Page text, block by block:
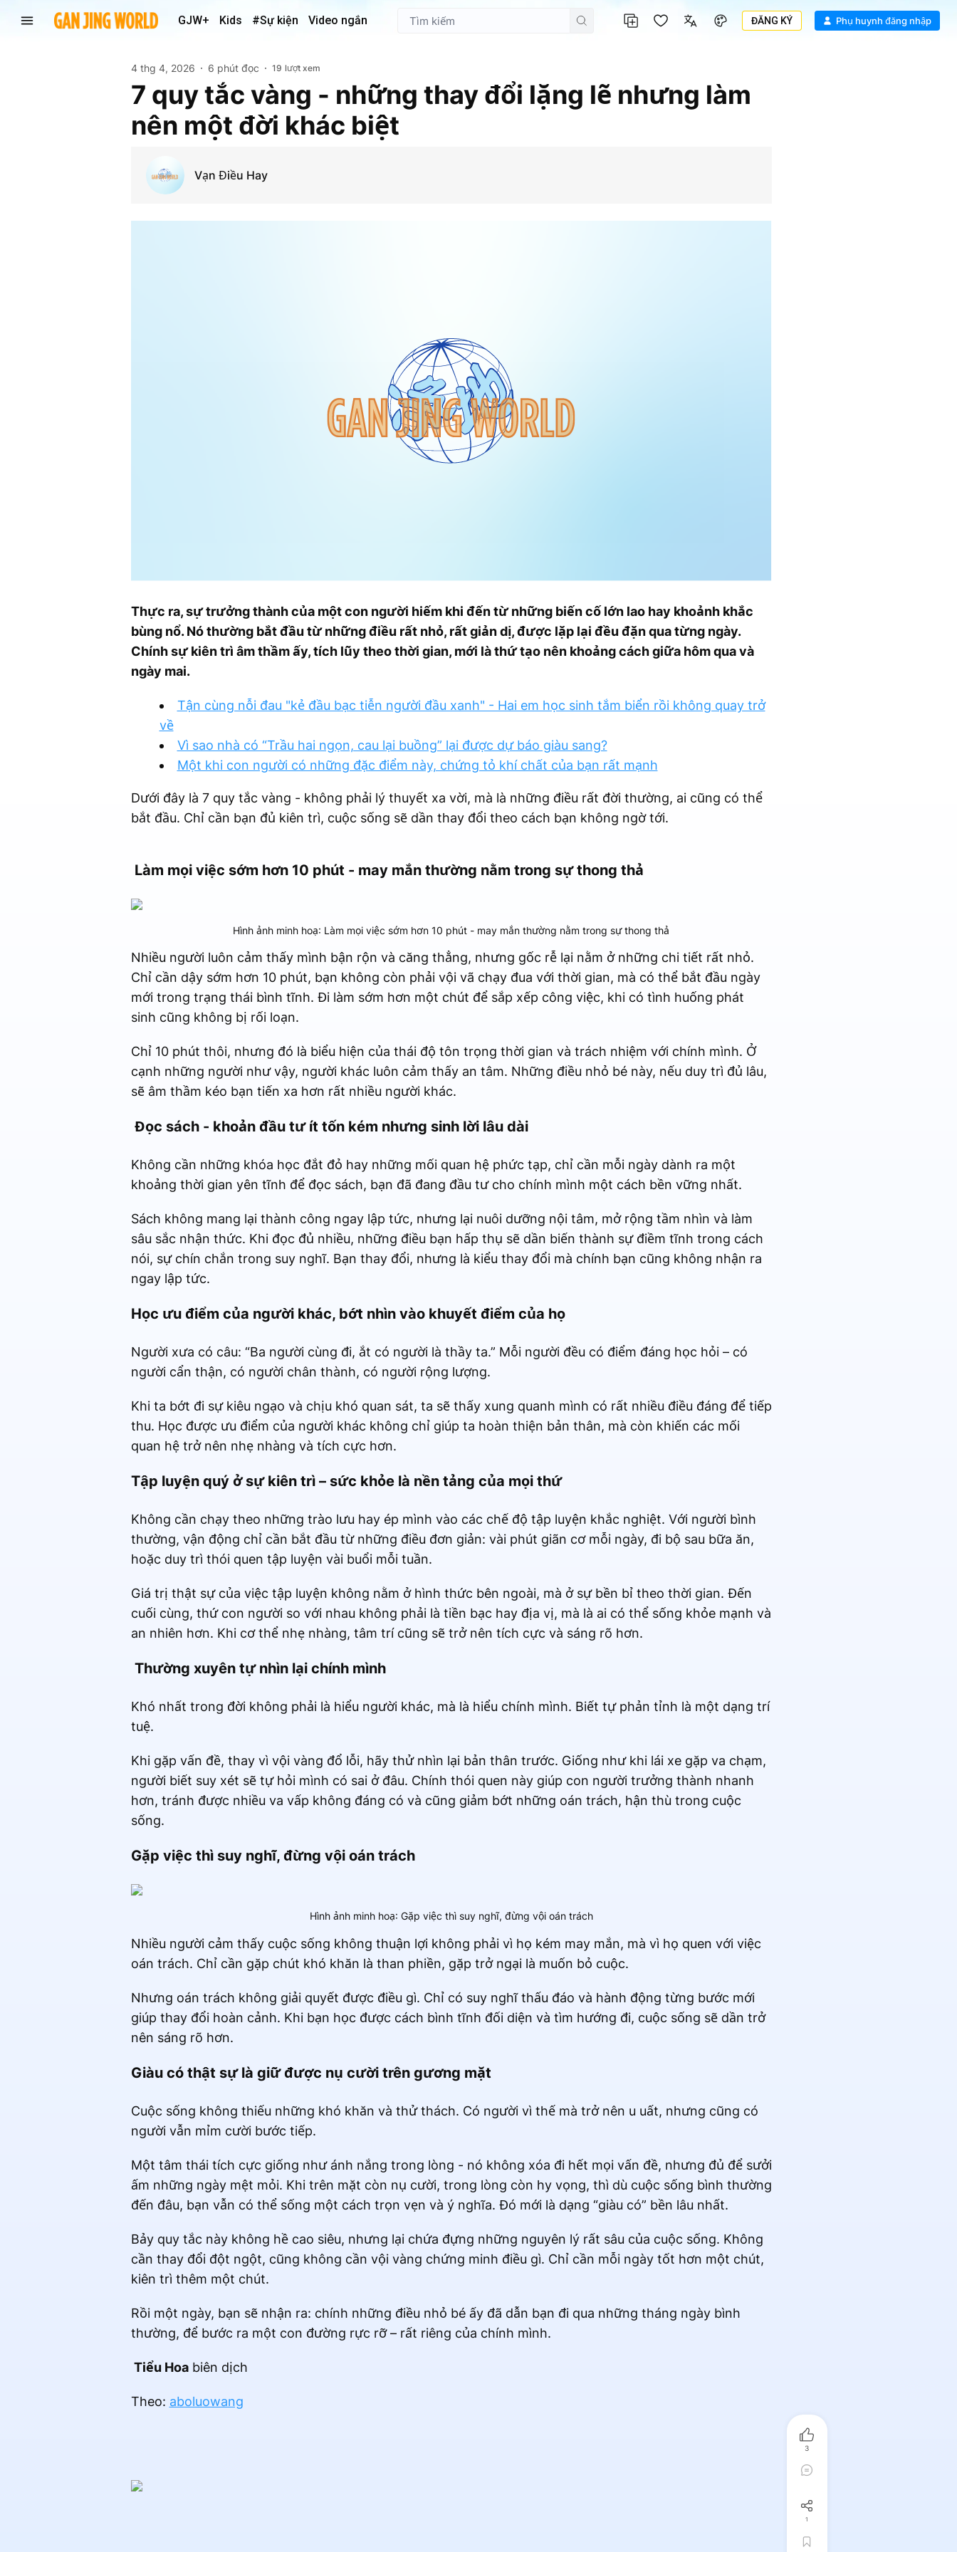
GJW+ Kids #Sự kiện Video ngắn ĐĂNG KÝ Phụ huynh đăng nhập
4 thg 4, 2026 6 phút đọc 19 lượt xem
7 quy tắc vàng - những thay đổi lặng lẽ nhưng làm
nên một đời khác biệt
Vạn Điều Hay
Thực ra, sự trưởng thành của một con người hiếm khi đến từ những biến cố lớn lao hay khoảnh khắc
bùng nổ. Nó thường bắt đầu từ những điều rất nhỏ, rất giản dị, được lặp lại đều đặn qua từng ngày.
Chính sự kiên trì âm thầm ấy, tích lũy theo thời gian, mới là thứ tạo nên khoảng cách giữa hôm qua và
ngày mai.
Tận cùng nỗi đau "kẻ đầu bạc tiễn người đầu xanh" - Hai em học sinh tắm biển rồi không quay trở
về
Vì sao nhà có “Trầu hai ngọn, cau lại buồng” lại được dự báo giàu sang?
Một khi con người có những đặc điểm này, chứng tỏ khí chất của bạn rất mạnh
Dưới đây là 7 quy tắc vàng - không phải lý thuyết xa vời, mà là những điều rất đời thường, ai cũng có thể
bắt đầu. Chỉ cần bạn đủ kiên trì, cuộc sống sẽ dần thay đổi theo cách bạn không ngờ tới.
Làm mọi việc sớm hơn 10 phút - may mắn thường nằm trong sự thong thả
Hình ảnh minh hoạ: Làm mọi việc sớm hơn 10 phút - may mắn thường nằm trong sự thong thả
Nhiều người luôn cảm thấy mình bận rộn và căng thẳng, nhưng gốc rễ lại nằm ở những chi tiết rất nhỏ.
Chỉ cần dậy sớm hơn 10 phút, bạn không còn phải vội vã chạy đua với thời gian, mà có thể bắt đầu ngày
mới trong trạng thái bình tĩnh. Đi làm sớm hơn một chút để sắp xếp công việc, khi có tình huống phát
sinh cũng không bị rối loạn.
Chỉ 10 phút thôi, nhưng đó là biểu hiện của thái độ tôn trọng thời gian và trách nhiệm với chính mình. Ở
cạnh những người như vậy, người khác luôn cảm thấy an tâm. Những điều nhỏ bé này, nếu duy trì đủ lâu,
sẽ âm thầm kéo bạn tiến xa hơn rất nhiều người khác.
Đọc sách - khoản đầu tư ít tốn kém nhưng sinh lời lâu dài
Không cần những khóa học đắt đỏ hay những mối quan hệ phức tạp, chỉ cần mỗi ngày dành ra một
khoảng thời gian yên tĩnh để đọc sách, bạn đã đang đầu tư cho chính mình một cách bền vững nhất.
Sách không mang lại thành công ngay lập tức, nhưng lại nuôi dưỡng nội tâm, mở rộng tầm nhìn và làm
sâu sắc nhận thức. Khi đọc đủ nhiều, những điều bạn hấp thụ sẽ dần biến thành sự điềm tĩnh trong cách
nói, sự chín chắn trong suy nghĩ. Bạn thay đổi, nhưng là kiểu thay đổi mà chính bạn cũng không nhận ra
ngay lập tức.
Học ưu điểm của người khác, bớt nhìn vào khuyết điểm của họ
Người xưa có câu: “Ba người cùng đi, ắt có người là thầy ta.” Mỗi người đều có điểm đáng học hỏi – có
người cẩn thận, có người chân thành, có người rộng lượng.
Khi ta bớt đi sự kiêu ngạo và chịu khó quan sát, ta sẽ thấy xung quanh mình có rất nhiều điều đáng để tiếp
thu. Học được ưu điểm của người khác không chỉ giúp ta hoàn thiện bản thân, mà còn khiến các mối
quan hệ trở nên nhẹ nhàng và tích cực hơn.
Tập luyện quý ở sự kiên trì – sức khỏe là nền tảng của mọi thứ
Không cần chạy theo những trào lưu hay ép mình vào các chế độ tập luyện khắc nghiệt. Với người bình
thường, vận động chỉ cần bắt đầu từ những điều đơn giản: vài phút giãn cơ mỗi ngày, đi bộ sau bữa ăn,
hoặc duy trì thói quen tập luyện vài buổi mỗi tuần.
Giá trị thật sự của việc tập luyện không nằm ở hình thức bên ngoài, mà ở sự bền bỉ theo thời gian. Đến
cuối cùng, thứ con người so với nhau không phải là tiền bạc hay địa vị, mà là ai có thể sống khỏe mạnh và
an nhiên hơn. Khi cơ thể nhẹ nhàng, tâm trí cũng sẽ trở nên tích cực và sáng rõ hơn.
Thường xuyên tự nhìn lại chính mình
Khó nhất trong đời không phải là hiểu người khác, mà là hiểu chính mình. Biết tự phản tỉnh là một dạng trí
tuệ.
Khi gặp vấn đề, thay vì vội vàng đổ lỗi, hãy thử nhìn lại bản thân trước. Giống như khi lái xe gặp va chạm,
người biết suy xét sẽ tự hỏi mình có sai ở đâu. Chính thói quen này giúp con người trưởng thành nhanh
hơn, tránh được nhiều va vấp không đáng có và cũng giảm bớt những oán trách, hận thù trong cuộc
sống.
Gặp việc thì suy nghĩ, đừng vội oán trách
Hình ảnh minh hoạ: Gặp việc thì suy nghĩ, đừng vội oán trách
Nhiều người cảm thấy cuộc sống không thuận lợi không phải vì họ kém may mắn, mà vì họ quen với việc
oán trách. Chỉ cần gặp chút khó khăn là than phiền, gặp trở ngại là muốn bỏ cuộc.
Nhưng oán trách không giải quyết được điều gì. Chỉ có suy nghĩ thấu đáo và hành động từng bước mới
giúp thay đổi hoàn cảnh. Khi bạn học được cách bình tĩnh đối diện và tìm hướng đi, cuộc sống sẽ dần trở
nên sáng rõ hơn.
Giàu có thật sự là giữ được nụ cười trên gương mặt
Cuộc sống không thiếu những khó khăn và thử thách. Có người vì thế mà trở nên u uất, nhưng cũng có
người vẫn mỉm cười bước tiếp.
Một tâm thái tích cực giống như ánh nắng trong lòng - nó không xóa đi hết mọi vấn đề, nhưng đủ để sưởi
ấm những ngày mệt mỏi. Khi trên mặt còn nụ cười, trong lòng còn hy vọng, thì dù cuộc sống bình thường
đến đâu, bạn vẫn có thể sống một cách trọn vẹn và ý nghĩa. Đó mới là dạng “giàu có” bền lâu nhất.
Bảy quy tắc này không hề cao siêu, nhưng lại chứa đựng những nguyên lý rất sâu của cuộc sống. Không
cần thay đổi đột ngột, cũng không cần vội vàng chứng minh điều gì. Chỉ cần mỗi ngày tốt hơn một chút,
kiên trì thêm một chút.
Rồi một ngày, bạn sẽ nhận ra: chính những điều nhỏ bé ấy đã dẫn bạn đi qua những tháng ngày bình
thường, để bước ra một con đường rực rỡ – rất riêng của chính mình.
Tiểu Hoabiên dịch
Theo: aboluowang
3
1